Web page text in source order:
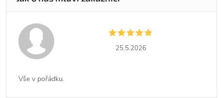
25.5.2026
Vše v pořádku.